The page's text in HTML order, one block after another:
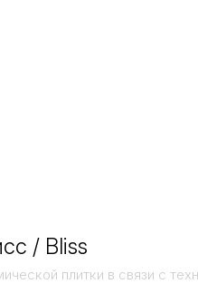
/ Bliss
плитки в связи с